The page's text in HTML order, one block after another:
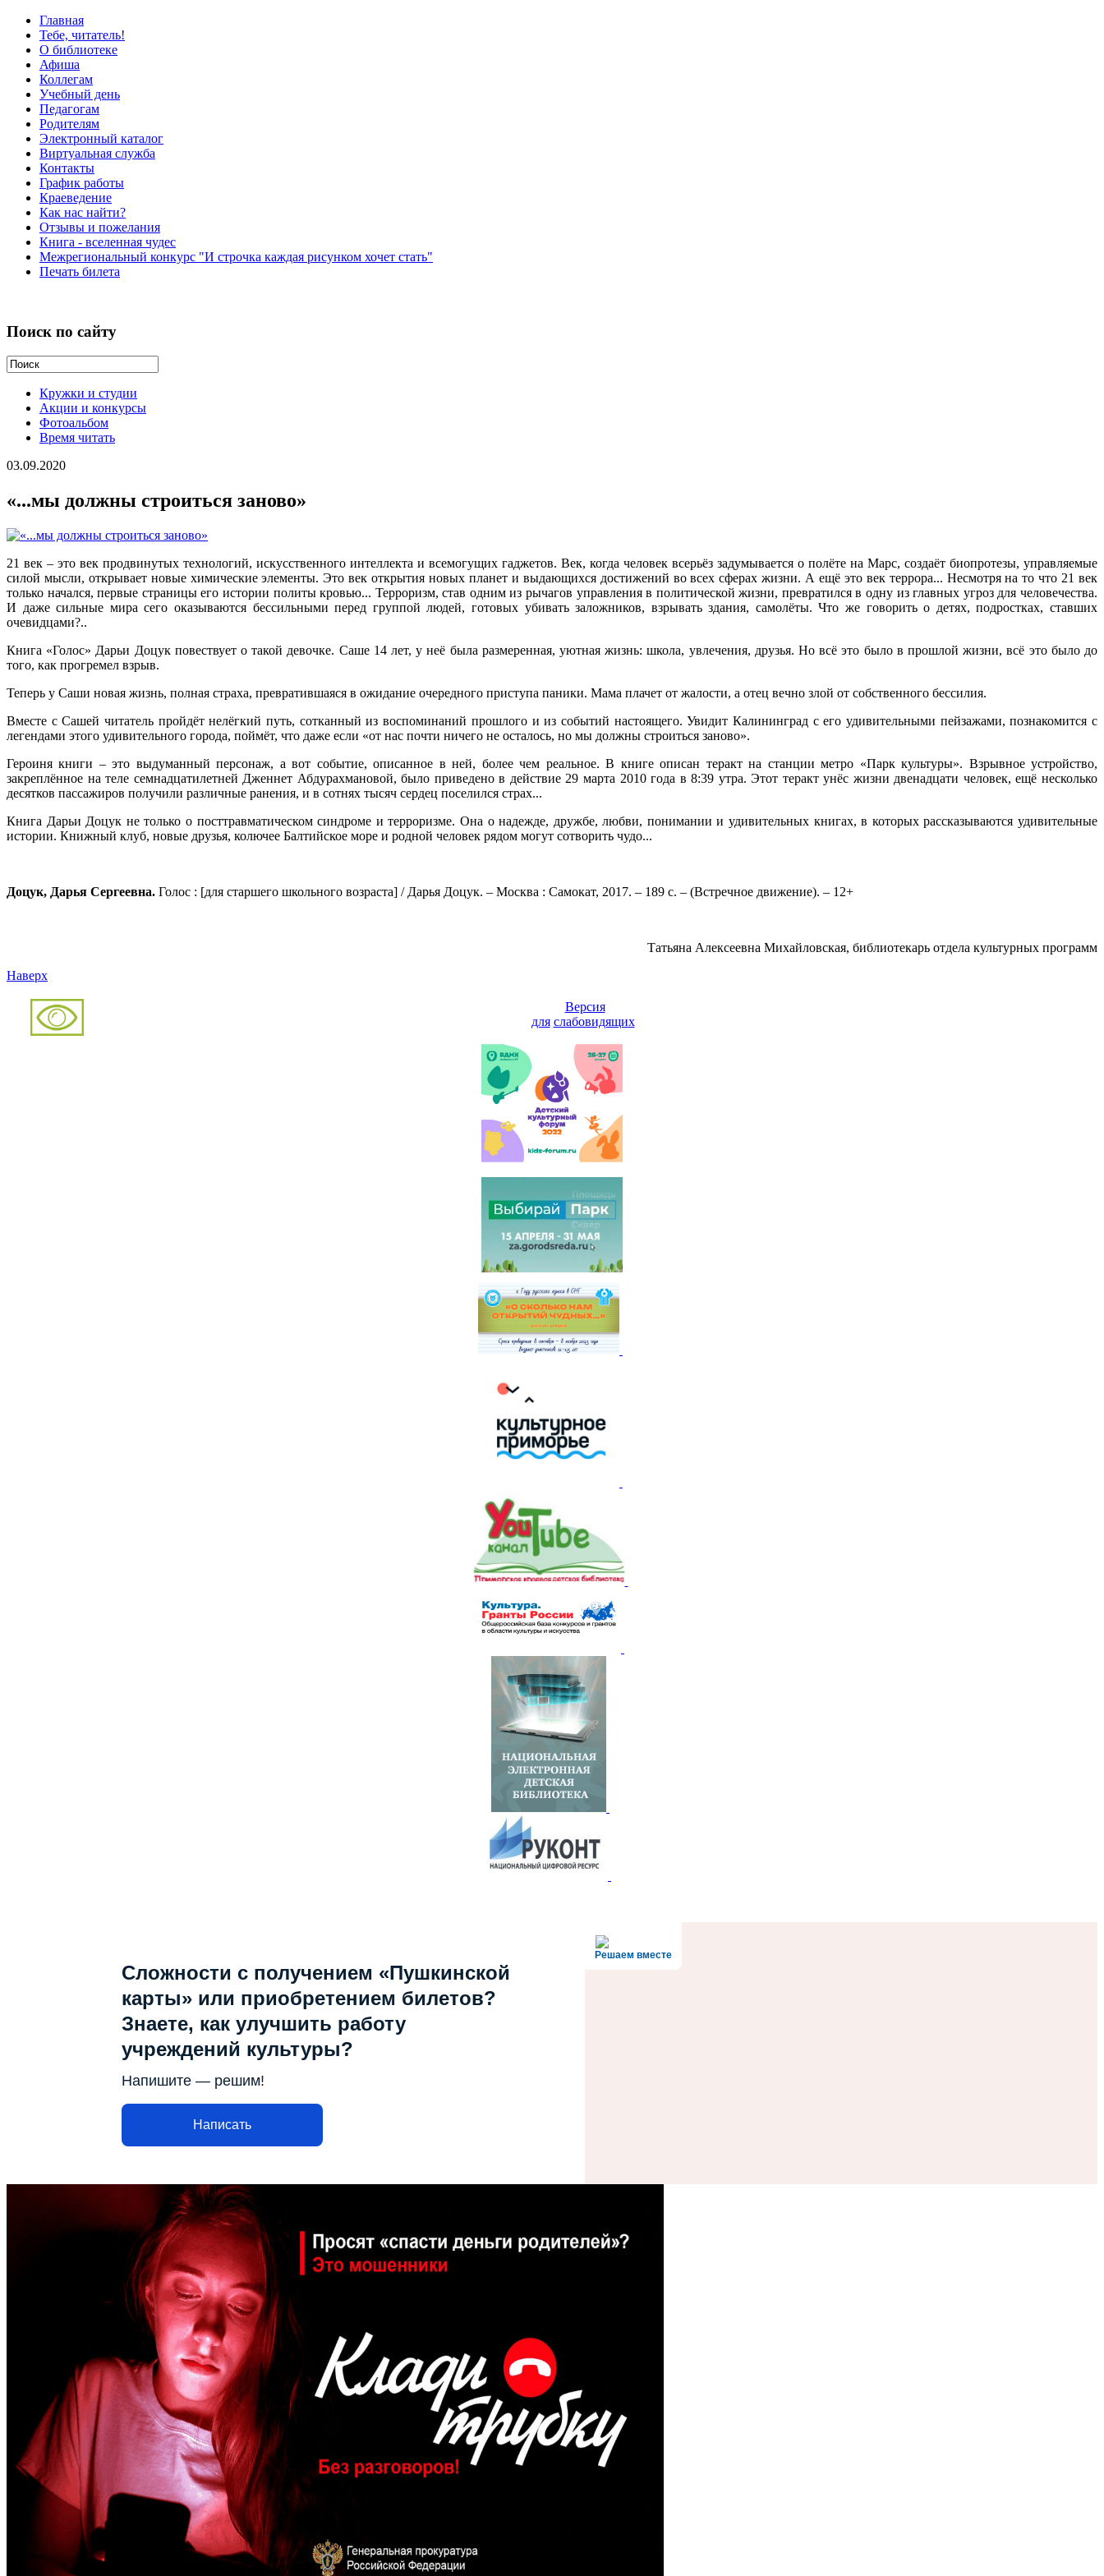
Главная
Тебе, читатель!
О библиотеке
Афиша
Коллегам
Учебный день
Педагогам
Родителям
Электронный каталог
Виртуальная служба
Контакты
График работы
Краеведение
Как нас найти?
Отзывы и пожелания
Книга - вселенная чудес
Межрегиональный конкурс "И строчка каждая рисунком хочет стать"
Печать билета
Поиск по сайту
Кружки и студии
Акции и конкурсы
Фотоальбом
Время читать
03.09.2020
«...мы должны строиться заново»
21 век – это век продвинутых технологий, искусственного интеллекта и всемогущих гаджетов. Век, когда человек всерьёз задумывается о полёте на Марс, создаёт биопротезы, управляемые
силой мысли, открывает новые химические элементы. Это век открытия новых планет и выдающихся достижений во всех сферах жизни. А ещё это век террора... Несмотря на то что 21 век
только начался, первые страницы его истории политы кровью... Терроризм, став одним из рычагов управления в политической жизни, превратился в одну из главных угроз для человечества.
И даже сильные мира сего оказываются бессильными перед группой людей, готовых убивать заложников, взрывать здания, самолёты. Что же говорить о детях, подростках, ставших
очевидцами?..
Книга «Голос» Дарьи Доцук повествует о такой девочке. Саше 14 лет, у неё была размеренная, уютная жизнь: школа, увлечения, друзья. Но всё это было в прошлой жизни, всё это было до
того, как прогремел взрыв.
Теперь у Саши новая жизнь, полная страха, превратившаяся в ожидание очередного приступа паники. Мама плачет от жалости, а отец вечно злой от собственного бессилия.
Вместе с Сашей читатель пройдёт нелёгкий путь, сотканный из воспоминаний прошлого и из событий настоящего. Увидит Калининград с его удивительными пейзажами, познакомится с
легендами этого удивительного города, поймёт, что даже если «от нас почти ничего не осталось, но мы должны строиться заново».
Героиня книги – это выдуманный персонаж, а вот событие, описанное в ней, более чем реальное. В книге описан теракт на станции метро «Парк культуры». Взрывное устройство,
закреплённое на теле семнадцатилетней Дженнет Абдурахмановой, было приведено в действие 29 марта 2010 года в 8:39 утра. Этот теракт унёс жизни двенадцати человек, ещё несколько
десятков пассажиров получили различные ранения, и в сотнях тысяч сердец поселился страх...
Книга Дарьи Доцук не только о посттравматическом синдроме и терроризме. Она о надежде, дружбе, любви, понимании и удивительных книгах, в которых рассказываются удивительные
истории. Книжный клуб, новые друзья, колючее Балтийское море и родной человек рядом могут сотворить чудо...
Доцук, Дарья Сергеевна. Голос : [для старшего школьного возраста] / Дарья Доцук. – Москва : Самокат, 2017. – 189 с. – (Встречное движение). – 12+
Татьяна Алексеевна Михайловская, библиотекарь отдела культурных программ
Наверх
Версия
для слабовидящих
Решаем вместе
Сложности с получением «Пушкинской
карты» или приобретением билетов?
Знаете, как улучшить работу
учреждений культуры?
Напишите — решим!
Написать